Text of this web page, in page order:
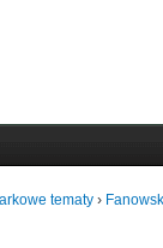
tematy ›